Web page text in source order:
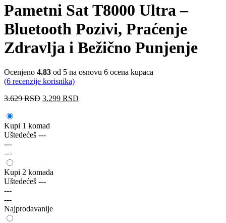
Pametni Sat T8000 Ultra –
Bluetooth Pozivi, Praćenje
Zdravlja i Bežično Punjenje
Ocenjeno 4.83 od 5 na osnovu 6 ocena kupaca
(6 recenzije korisnika)
3.629RSD 3.299 RSD
Kupi 1 komad
Uštedećeš ---
---
---
Kupi 2 komada
Uštedećeš ---
---
---
Najprodavanije